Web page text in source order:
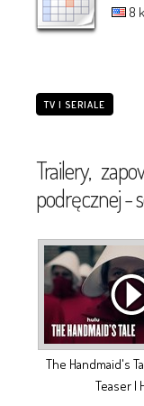
8
TV I SERIALE
Trailery,
podręcznej -
The Handmaid's
Teaser |